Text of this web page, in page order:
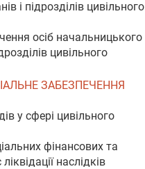
і підрозділів цивільного
осіб начальницького
цивільного
ЗАБЕЗПЕЧЕННЯ
у сфері цивільного
фінансових та
наслідків